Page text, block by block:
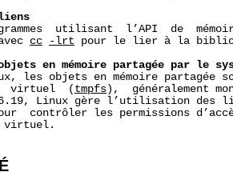
liens
utilisant  l’API  de
cc -lrt pour le lier à la
en mémoire partagée par le
les objets en mémoire partagée
virtuel  (
tmpfs ),  généralement
Linux gère l’utilisation des
contrôler les permissions